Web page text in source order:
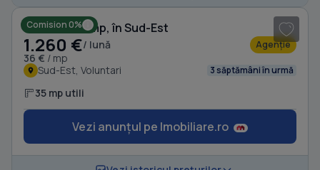
Comision 0%
Birou, de 35 mp, în Sud-Est
1.260 €/ lună
36 € / mp
Agenție
Sud-Est, Voluntari 3 săptămâni în urmă
35 mp utili
Vezi anunțul pe Imobiliare.ro